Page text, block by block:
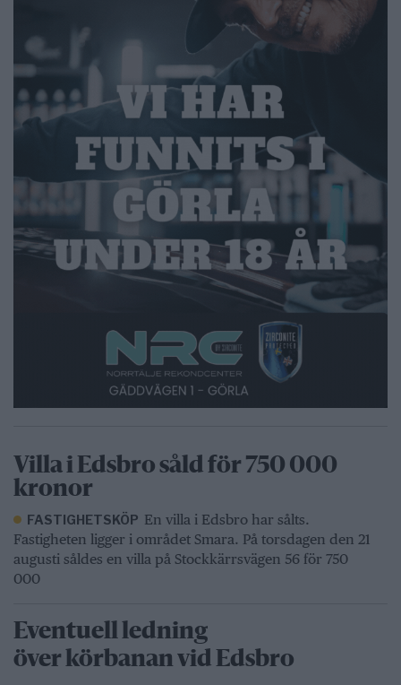
Villa i Edsbro såld för 750 000
kronor
FASTIGHETSKÖP En villa i Edsbro har sålts.
Fastigheten ligger i området Smara. På torsdagen den 21
augusti såldes en villa på Stockkärrsvägen 56 för 750
000
Eventuell ledning
över körbanan vid Edsbro